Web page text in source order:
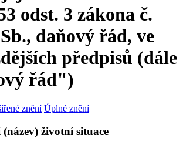
odst. 3 zákona č.
daňový řád, ve
předpisů (dále
řád")
znění Úplné znění
životní situace